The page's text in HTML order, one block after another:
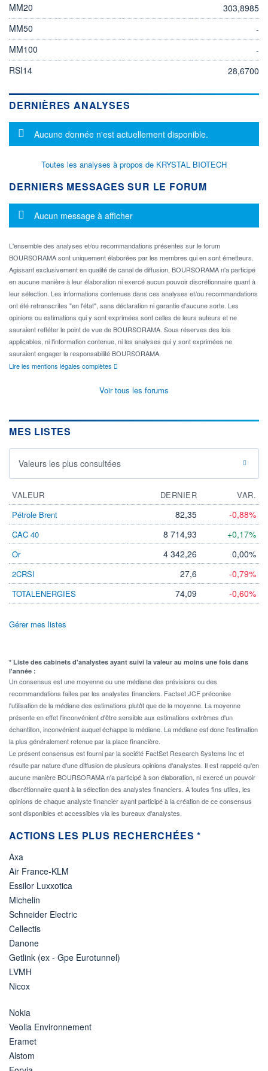
MM20
303,8985
MM50
-
MM100
-
RSI14
28,6700
DERNIÈRES ANALYSES
Message d'information
Aucune donnée n'est actuellement disponible.
Toutes les analyses à propos de KRYSTAL BIOTECH
DERNIERS MESSAGES SUR LE FORUM
Message d'information
Aucun message à afficher
L'ensemble des analyses et/ou recommandations présentes sur le forum
BOURSORAMA sont uniquement élaborées par les membres qui en sont émetteurs.
Agissant exclusivement en qualité de canal de diffusion, BOURSORAMA n'a participé
en aucune manière à leur élaboration ni exercé aucun pouvoir discrétionnaire quant à
leur sélection. Les informations contenues dans ces analyses et/ou recommandations
ont été retranscrites "en l'état", sans déclaration ni garantie d'aucune sorte. Les
opinions ou estimations qui y sont exprimées sont celles de leurs auteurs et ne
sauraient refléter le point de vue de BOURSORAMA. Sous réserves des lois
applicables, ni l'information contenue, ni les analyses qui y sont exprimées ne
sauraient engager la responsabilité BOURSORAMA.
Lire les mentions légales complètes
Voir tous les forums
MES LISTES
Valeurs les plus consultées
VALEUR DERNIER
VAR.
Pétrole Brent
82,35 -0,88%
CAC 40 8 714,93 +0,17%
Or 4 342,26 0,00%
2CRSI 27,6 -0,79%
TOTALENERGIES 74,09 -0,60%
Gérer mes listes
* Liste des cabinets d'analystes ayant suivi la valeur au moins une fois dans
l'année :
Un consensus est une moyenne ou une médiane des prévisions ou des
recommandations faites par les analystes financiers. Factset JCF préconise
l'utilisation de la médiane des estimations plutôt que de la moyenne. La moyenne
présente en effet l'inconvénient d'être sensible aux estimations extrêmes d'un
échantillon, inconvénient auquel échappe la médiane. La médiane est donc l'estimation
la plus généralement retenue par la place financière.
Le présent consensus est fourni par la société FactSet Research Systems Inc et
résulte par nature d'une diffusion de plusieurs opinions d'analystes. Il est rappelé qu'en
aucune manière BOURSORAMA n'a participé à son élaboration, ni exercé un pouvoir
discrétionnaire quant à la sélection des analystes financiers. A toutes fins utiles, les
opinions de chaque analyste financier ayant participé à la création de ce consensus
sont disponibles et accessibles via les bureaux d'analystes.
ACTIONS LES PLUS RECHERCHÉES *
Axa
Air France-KLM
Essilor Luxxotica
Michelin
Schneider Electric
Cellectis
Danone
Getlink (ex - Gpe Eurotunnel)
LVMH
Nicox
Nokia
Veolia Environnement
Eramet
Alstom